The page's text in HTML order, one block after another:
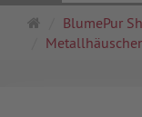
Startseite
BlumePur